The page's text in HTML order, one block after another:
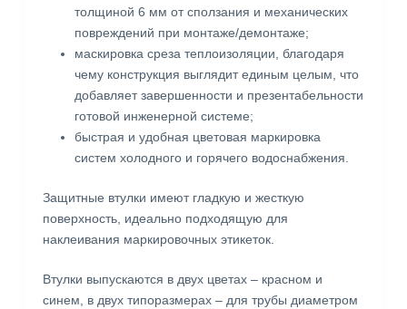
толщиной 6 мм от сползания и механических
повреждений при монтаже/демонтаже;
маскировка среза теплоизоляции, благодаря
чему конструкция выглядит единым целым, что
добавляет завершенности и презентабельности
готовой инженерной системе;
быстрая и удобная цветовая маркировка
систем холодного и горячего водоснабжения.
Защитные втулки имеют гладкую и жесткую
поверхность, идеально подходящую для
наклеивания маркировочных этикеток.
Втулки выпускаются в двух цветах – красном и
синем, в двух типоразмерах – для трубы диаметром